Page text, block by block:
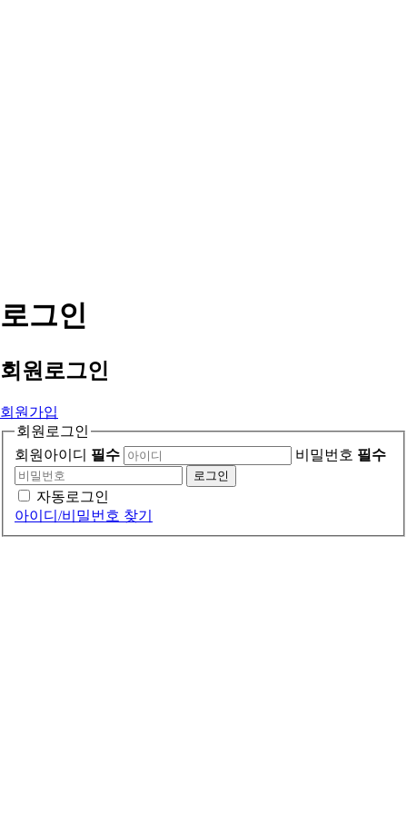
로그인
회원 로그인
회원가입
회원로그인
회원아이디 필수 비밀번호 필수
로그인
자동로그인
아이디/비밀번호 찾기